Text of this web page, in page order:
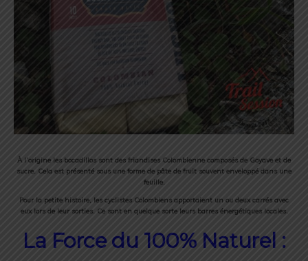
À l’origine les bocadillos sont des friandises Colombienne composés de Goyave et de
sucre. Cela est présenté sous une forme de pâte de fruit souvent enveloppé dans une
feuille.
Pour la petite histoire, les cyclistes Colombiens apportaient un ou deux carrés avec
eux lors de leur sorties. Ce sont en quelque sorte leurs barres énergétiques locales.
La Force du 100% Naturel :